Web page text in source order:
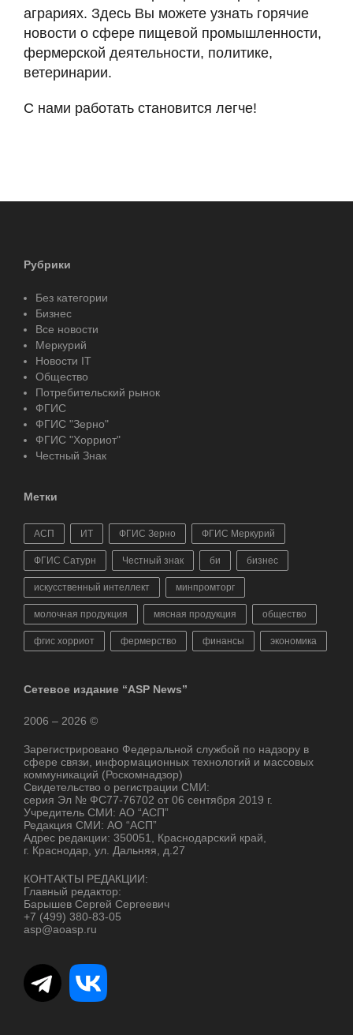
аграриях. Здесь Вы можете узнать горячие
новости о сфере пищевой промышленности,
фермерской деятельности, политике,
ветеринарии.
С нами работать становится легче!
Рубрики
Без категории
Бизнес
Все новости
Меркурий
Новости IT
Общество
Потребительский рынок
ФГИС
ФГИС "Зерно"
ФГИС "Хорриот"
Честный Знак
Метки
АСП ИТ ФГИС Зерно ФГИС Меркурий
ФГИС Сатурн Честный знак би бизнес
искусственный интеллект минпромторг
молочная продукция мясная продукция общество
фгис хорриот фермерство финансы экономика
Сетевое издание “ASP News”
2006 – 2026 ©
Зарегистрировано Федеральной службой по надзору в
сфере связи, информационных технологий и массовых
коммуникаций (Роскомнадзор)
Свидетельство о регистрации СМИ:
серия Эл № ФС77-76702 от 06 сентября 2019 г.
Учредитель СМИ: АО “АСП”
Редакция СМИ: АО “АСП”
Адрес редакции: 350051, Краснодарский край,
г. Краснодар, ул. Дальняя, д.27
КОНТАКТЫ РЕДАКЦИИ:
Главный редактор:
Барышев Сергей Сергеевич
+7 (499) 380-83-05
asp@aoasp.ru